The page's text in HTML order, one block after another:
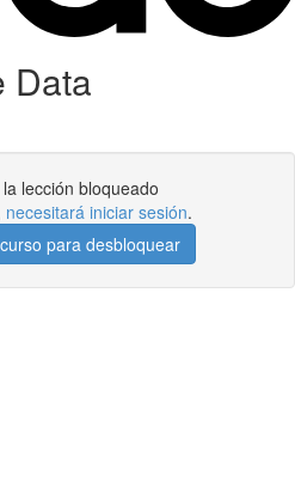
Data
lección bloqueado
necesitará iniciar sesión.
para desbloquear